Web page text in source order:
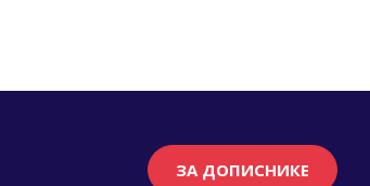
ЗА ДОПИСНИКЕ